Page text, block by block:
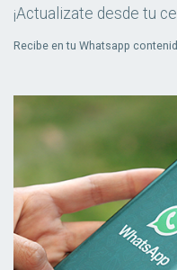
¡Actualizate desde tu
Recibe en tu Whatsapp